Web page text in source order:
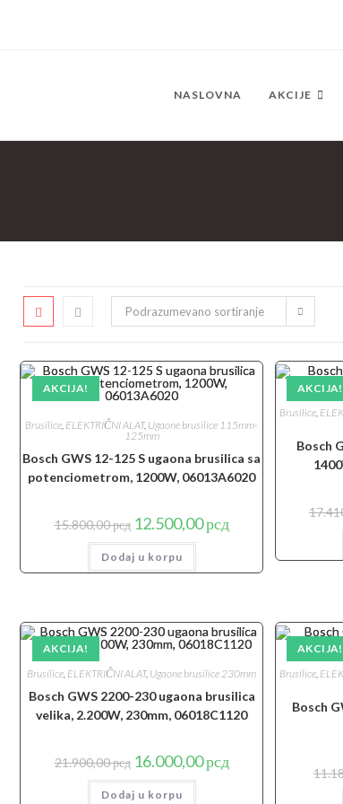
NASLOVNA AKCIJE
Podrazumevano sortiranje
AKCIJA!
Brusilice, ELEKTRIČNI ALAT, Ugaone brusilice 115mm-
125mm
Bosch GWS 12-125 S ugaona brusilica sa
potenciometrom, 1200W, 06013A6020
15.800,00рсд Originalna
cena
je
bila:
15.800,00 рсд.
12.500,00рсдTrenutna
cena
12.500,00 рсд.
Dodaj u korpu
AKCIJA!
Brusilice,
Bosch
AKCIJA!
Brusilice ELEKTRIČNI ALAT, Ugaone brusilice 230mm
Bosch GWS 2200-230 ugaona brusilica
velika, 2.200W, 230mm, 06018C1120
21.900,00рсд Originalna
cena
je
bila:
16.000,00рсдTrenutna
cena
Dodaj u korpu
AKCIJA!
Brusilice
Bosch